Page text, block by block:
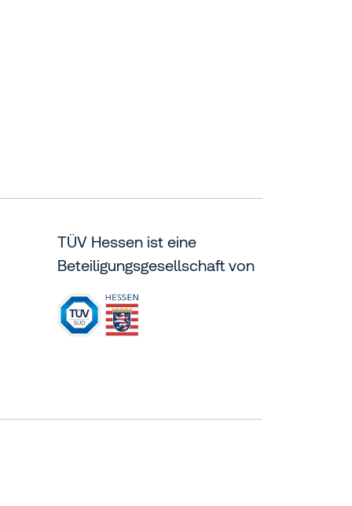
TÜV Hessen ist eine
Beteiligungsgesellschaft von